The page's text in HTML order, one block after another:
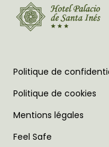
Politique de
Politique de cookies
Mentions légales
Feel Safe